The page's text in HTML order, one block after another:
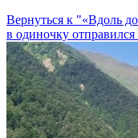
Вернуться к "«Вдоль
в одиночку